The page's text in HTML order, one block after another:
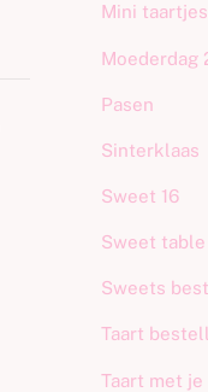
Mini taartjes
Moederdag
Pasen
Sinterklaas
Sweet 16
Sweet table
Sweets
Taart
Taart met